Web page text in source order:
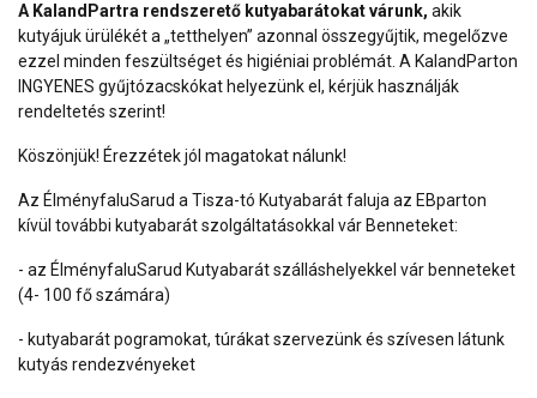
A KalandPartra rendszerető kutyabarátokat várunk, akik
kutyájuk ürülékét a „tetthelyen” azonnal összegyűjtik, megelőzve
ezzel minden feszültséget és higiéniai problémát. A KalandParton
INGYENES gyűjtózacskókat helyezünk el, kérjük használják
rendeltetés szerint!
Köszönjük! Érezzétek jól magatokat nálunk!
Az ÉlményfaluSarud a Tisza-tó Kutyabarát faluja az EBparton
kívül további kutyabarát szolgáltatásokkal vár Benneteket:
- az ÉlményfaluSarud Kutyabarát szálláshelyekkel vár benneteket
(4- 100 fő számára)
- kutyabarát pogramokat, túrákat szervezünk és szívesen látunk
kutyás rendezvényeket